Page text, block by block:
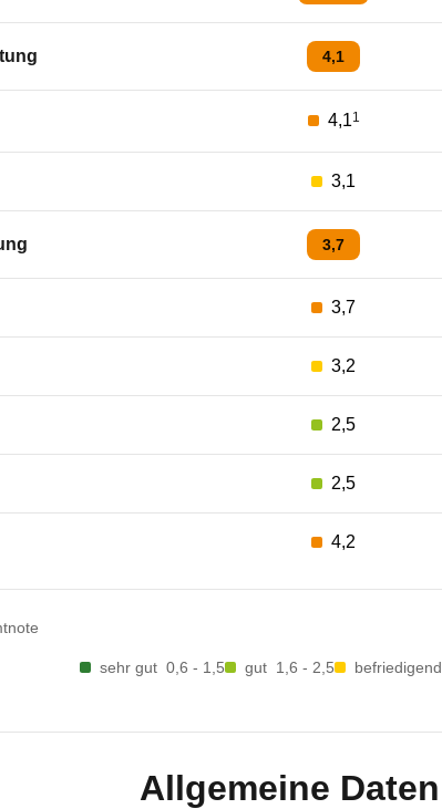
4,1
4,11
3,1
3,7
3,7
3,2
2,5
2,5
4,2
sehr gut 0,6 - 1,5 gut 1,6 - 2,5 befriedigend
Allgemeine Daten